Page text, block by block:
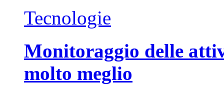
Tecnologie
Monitoraggio delle
molto meglio